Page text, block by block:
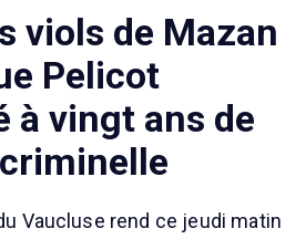
viols de Mazan
Pelicot
à vingt ans de
Vaucluse rend ce jeudi matin